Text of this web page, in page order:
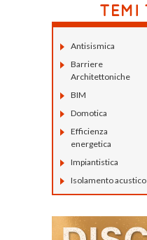
Antisismica
Barriere
Architettoniche
BIM
Domotica
Efficienza
energetica
Impiantistica
Isolamento acustico